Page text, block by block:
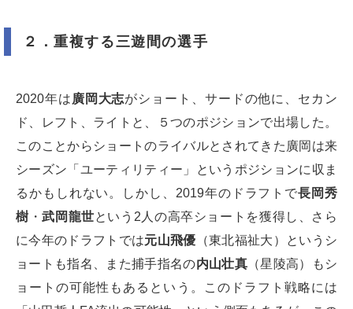
２．重複する三遊間の選手
2020年は 廣岡大志がショート、サードの他に、セカン
ド、レフト、ライトと、５つのポジションで出場した。
このことからショートのライバルとされてきた廣岡は来
シーズン「ユーティリティー」というポジションに収ま
るかもしれない。しかし、2019年のドラフトで長岡秀
樹 ・武岡龍世という2人の高卒ショートを獲得し、さら
に今年のドラフトでは元山飛優 （東北福祉大）というシ
ョートも指名、また捕手指名の内山壮真 （星陵高）もシ
ョートの可能性もあるという。このドラフト戦略には